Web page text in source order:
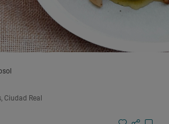
Ciudad Real